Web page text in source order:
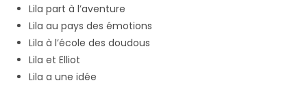
Lila part à l’aventure
Lila au pays des émotions
Lila à l’école des doudous
Lila et Elliot
Lila a une idée